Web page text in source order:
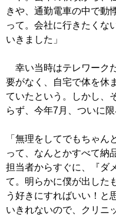
きや、通勤電車の中で動
って。会社に行きたくな
いきました」
幸い当時はテレワーク
要がなく、自宅で体を休
ていたという。しかし、
らず、今年7月、ついに限
「無理をしてでもちゃん
って、なんとかすべて納
担当者からすぐに、『ダ
て。明らかに僕が出した
う好きにすればいい！と
いきれないので、クリニ